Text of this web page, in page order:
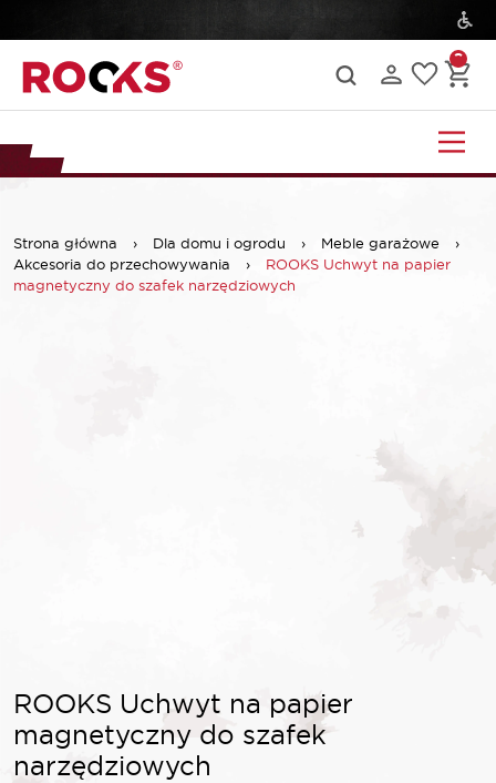
Strona główna › Dla domu i ogrodu › Meble garażowe
›
Akcesoria do przechowywania
›
ROOKS Uchwyt na papier
magnetyczny do szafek narzędziowych
ROOKS Uchwyt na papier
magnetyczny do szafek
narzędziowych